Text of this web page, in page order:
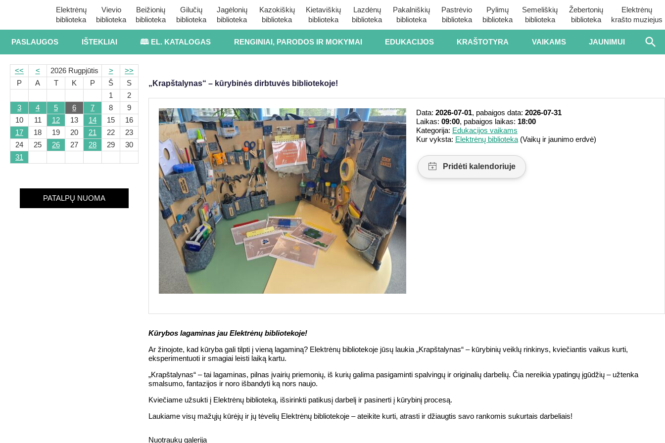
Elektrėnų
biblioteka
Vievio
biblioteka
Beižionių
biblioteka
Gilučių
biblioteka
Jagėlonių
biblioteka
Kazokiškių
biblioteka
Kietaviškių
biblioteka
Lazdėnų
biblioteka
Pakalniškių
biblioteka
Pastrėvio
biblioteka
Pylimų
biblioteka
Semeliškių
biblioteka
Žebertonių
biblioteka
Elektrėnų
krašto muziejus
PASLAUGOS IŠTEKLIAI 🕮 EL. KATALOGAS RENGINIAI, PARODOS IR MOKYMAI EDUKACIJOS KRAŠTOTYRA VAIKAMS JAUNIMUI
<< < 2026 Rugpjūtis >
>>
P
A T K P Š
S
1
2
3
4 5 6 7 8
9
10
11 12 13 14 15
16
17
18 19 20 21 22
23
24
25 26 27 28 29
30
31
PATALPŲ NUOMA
„Krapštalynas“ – kūrybinės dirbtuvės bibliotekoje!
Data: 2026-07-01, pabaigos data: 2026-07-31
Laikas: 09:00, pabaigos laikas: 18:00
Kategorija: Edukacijos vaikams
Kur vyksta: Elektrėnų biblioteka (Vaikų ir jaunimo erdvė)
Kūrybos lagaminas jau Elektrėnų bibliotekoje!
Ar žinojote, kad kūryba gali tilpti į vieną lagaminą? Elektrėnų bibliotekoje jūsų laukia „Krapštalynas“ – kūrybinių veiklų rinkinys, kviečiantis vaikus kurti,
eksperimentuoti ir smagiai leisti laiką kartu.
„Krapštalynas“ – tai lagaminas, pilnas įvairių priemonių, iš kurių galima pasigaminti spalvingų ir originalių darbelių. Čia nereikia ypatingų įgūdžių – užtenka
smalsumo, fantazijos ir noro išbandyti ką nors naujo.
Kviečiame užsukti į Elektrėnų biblioteką, išsirinkti patikusį darbelį ir pasinerti į kūrybinį procesą.
Laukiame visų mažųjų kūrėjų ir jų tėvelių Elektrėnų bibliotekoje – ateikite kurti, atrasti ir džiaugtis savo rankomis sukurtais darbeliais!
Nuotraukų galerija